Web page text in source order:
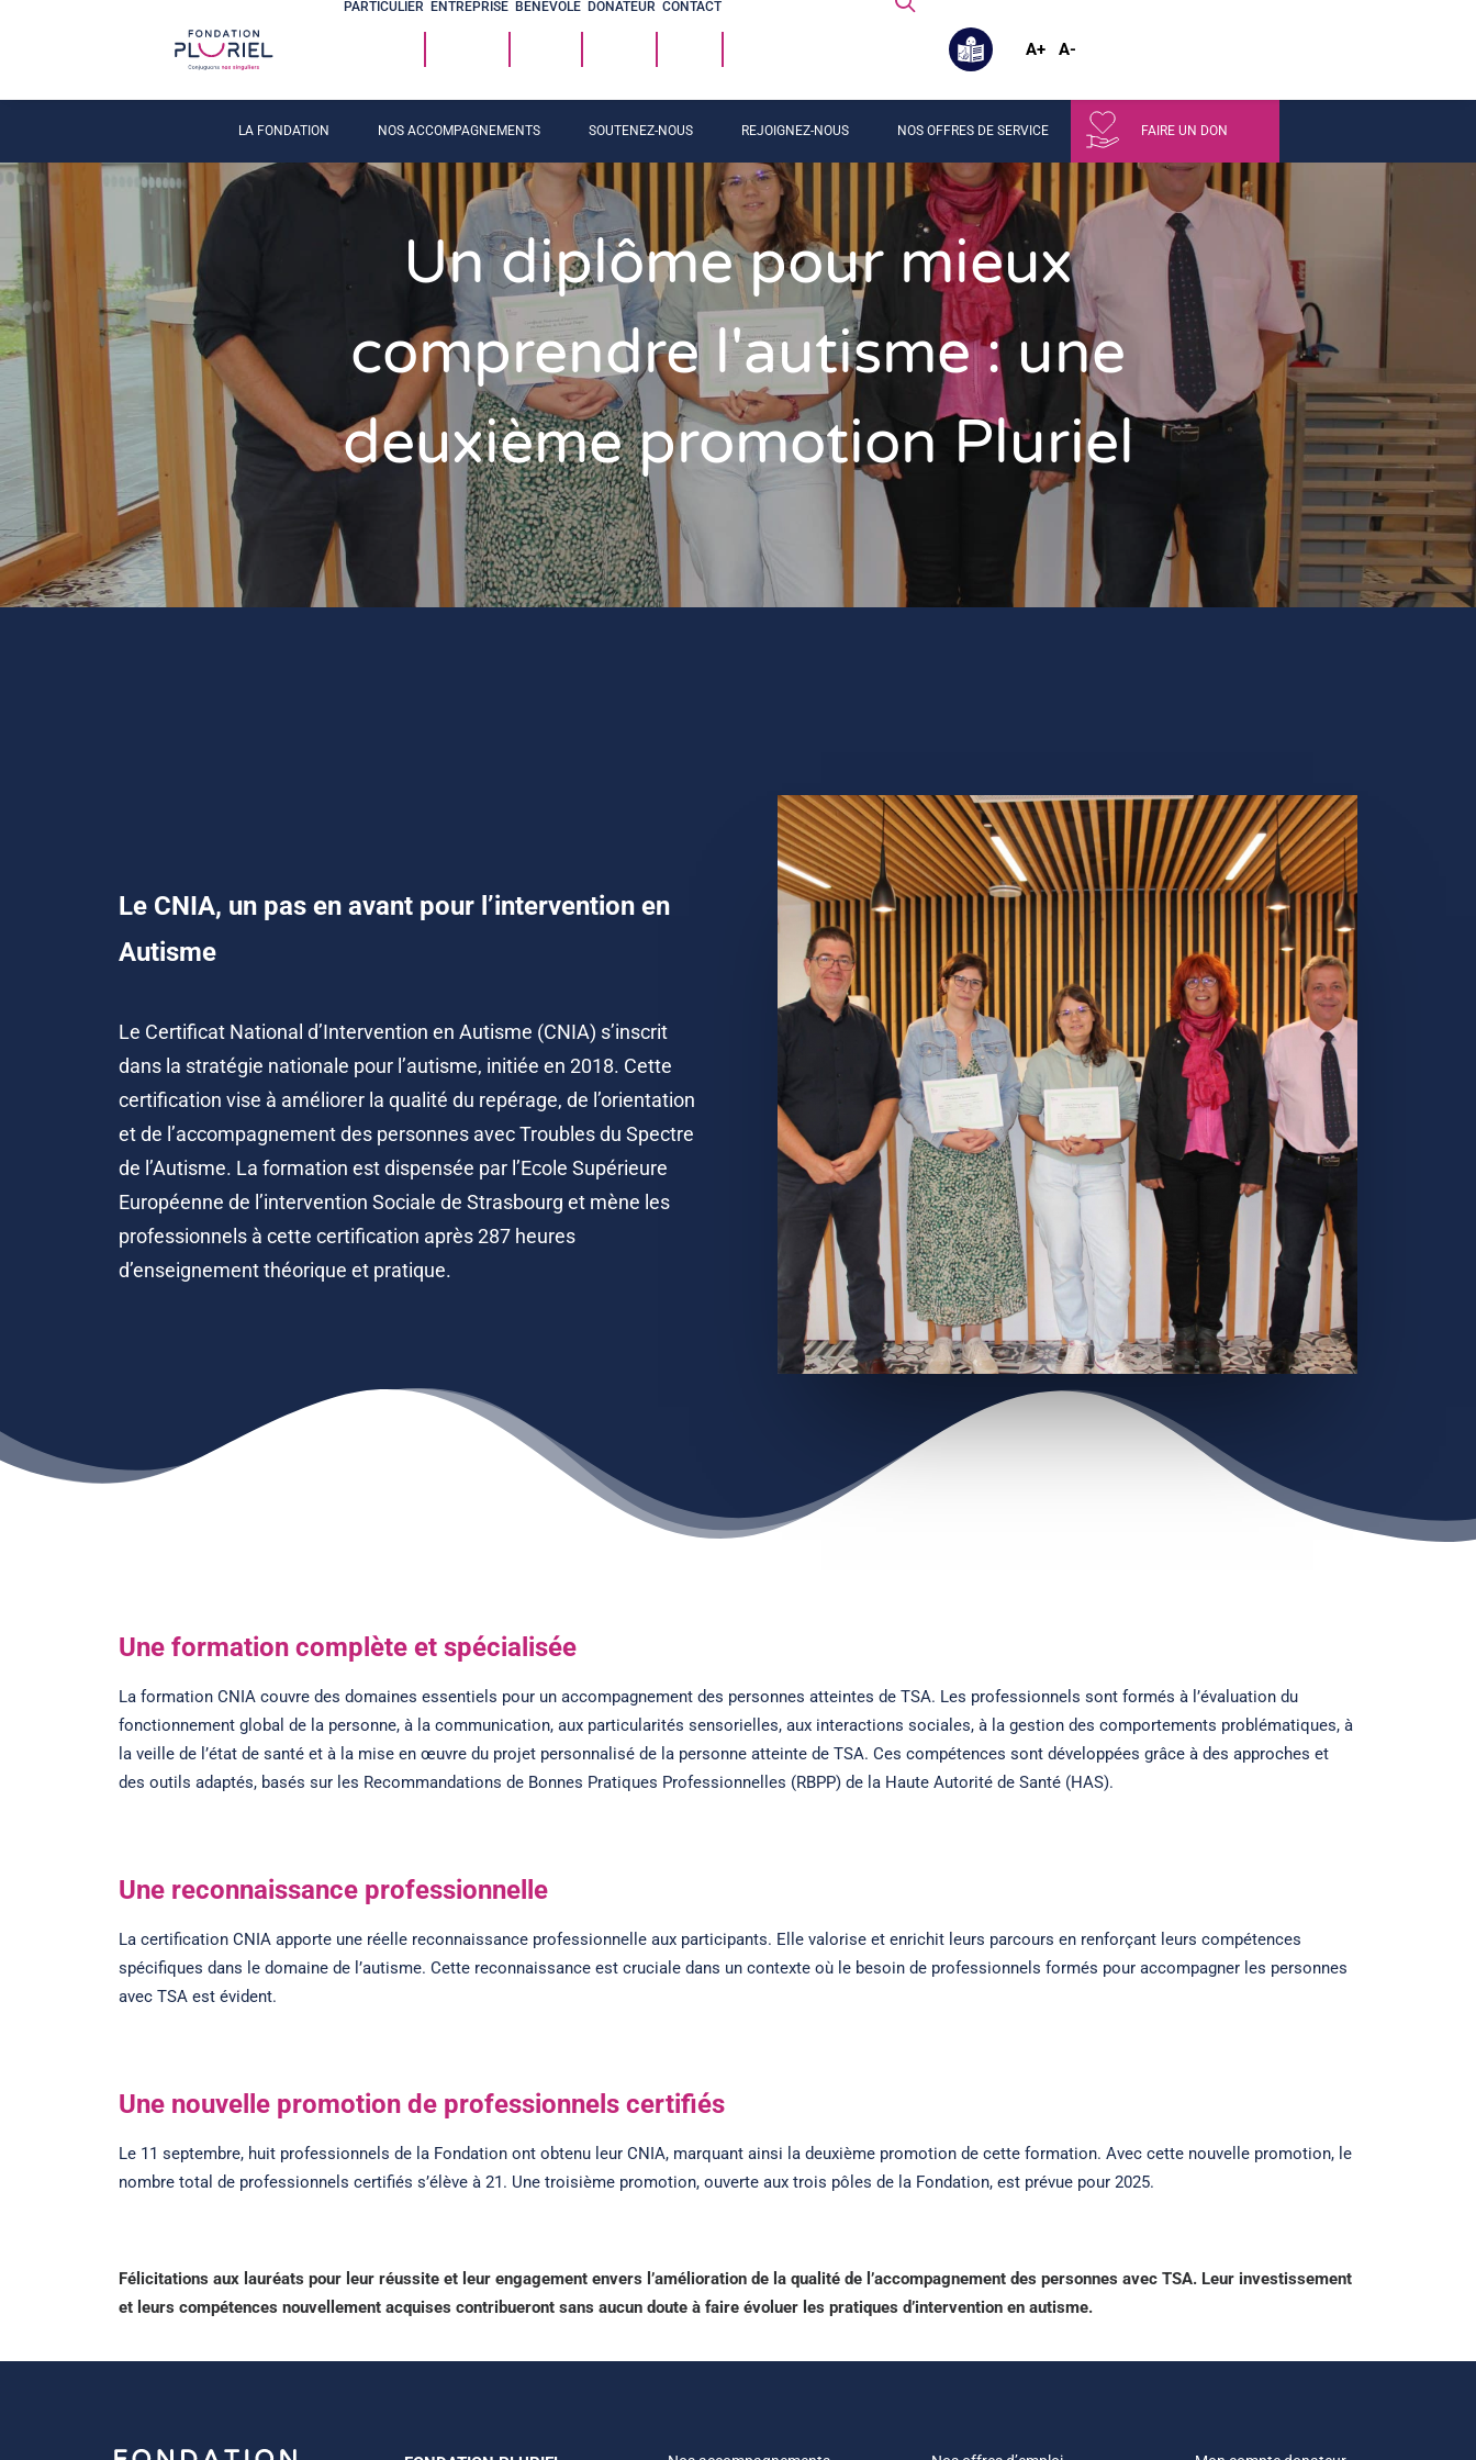
PARTICULIER ENTREPRISE BÉNÉVOLE DONATEUR CONTACT
A+ A-
LA FONDATION NOS ACCOMPAGNEMENTS SOUTENEZ-NOUS REJOIGNEZ-NOUS NOS OFFRES DE SERVICE FAIRE UN DON
Un diplôme pour mieux
comprendre l'autisme : une
deuxième promotion Pluriel
Le CNIA, un pas en avant pour l’intervention en
Autisme
Le Certificat National d’Intervention en Autisme (CNIA) s’inscrit
dans la stratégie nationale pour l’autisme, initiée en 2018. Cette
certification vise à améliorer la qualité du repérage, de l’orientation
et de l’accompagnement des personnes avec Troubles du Spectre
de l’Autisme. La formation est dispensée par l’Ecole Supérieure
Européenne de l’intervention Sociale de Strasbourg et mène les
professionnels à cette certification après 287 heures
d’enseignement théorique et pratique.
Une formation complète et spécialisée
La formation CNIA couvre des domaines essentiels pour un accompagnement des personnes atteintes de TSA. Les professionnels sont formés à l’évaluation du
fonctionnement global de la personne, à la communication, aux particularités sensorielles, aux interactions sociales, à la gestion des comportements problématiques, à
la veille de l’état de santé et à la mise en œuvre du projet personnalisé de la personne atteinte de TSA. Ces compétences sont développées grâce à des approches et
des outils adaptés, basés sur les Recommandations de Bonnes Pratiques Professionnelles (RBPP) de la Haute Autorité de Santé (HAS).
Une reconnaissance professionnelle
La certification CNIA apporte une réelle reconnaissance professionnelle aux participants. Elle valorise et enrichit leurs parcours en renforçant leurs compétences
spécifiques dans le domaine de l’autisme. Cette reconnaissance est cruciale dans un contexte où le besoin de professionnels formés pour accompagner les personnes
avec TSA est évident.
Une nouvelle promotion de professionnels certifiés
Le 11 septembre, huit professionnels de la Fondation ont obtenu leur CNIA, marquant ainsi la deuxième promotion de cette formation. Avec cette nouvelle promotion, le
nombre total de professionnels certifiés s’élève à 21. Une troisième promotion, ouverte aux trois pôles de la Fondation, est prévue pour 2025.
Félicitations aux lauréats pour leur réussite et leur engagement envers l’amélioration de la qualité de l’accompagnement des personnes avec TSA. Leur investissement
et leurs compétences nouvellement acquises contribueront sans aucun doute à faire évoluer les pratiques d’intervention en autisme.